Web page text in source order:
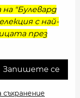
"Булевард
с най-
през